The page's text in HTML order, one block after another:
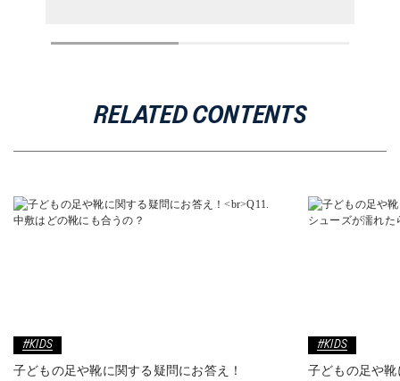
RELATED CONTENTS
#KIDS
子どもの足や靴に関する疑問にお答え！
#KIDS
子どもの足や